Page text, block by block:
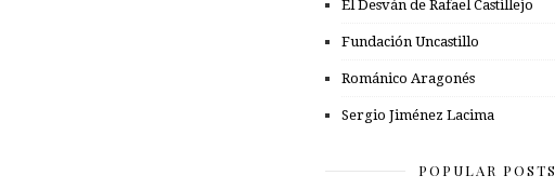
El Desván de Rafael Castillejo
Fundación Uncastillo
Románico Aragonés
Sergio Jiménez Lacima
POPULAR POSTS